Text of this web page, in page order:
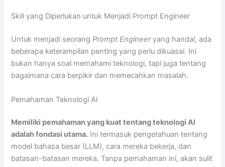
Skill yang Diperlukan untuk Menjadi Prompt Engineer
Untuk menjadi seorangPrompt Engineeryang handal, ada
beberapa keterampilan penting yang perlu dikuasai. Ini
bukan hanya soal memahami teknologi, tapi juga tentang
bagaimana cara berpikir dan memecahkan masalah.
Pemahaman Teknologi AI
Memiliki pemahaman yang kuat tentang teknologi AI
adalah fondasi utama. Ini termasuk pengetahuan tentang
model bahasa besar (LLM), cara mereka bekerja, dan
batasan-batasan mereka. Tanpa pemahaman ini, akan sulit